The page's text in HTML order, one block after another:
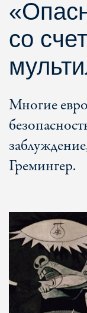
со
Многие
Гремингер.